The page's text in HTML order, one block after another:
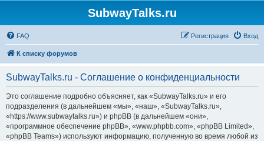
SubwayTalks.ru
FAQ Вход
Регистрация
К списку форумов
SubwayTalks.ru - Соглашение о конфиденциальности
Это соглашение подробно объясняет, как «SubwayTalks.ru» и его
подразделения (в дальнейшем «мы», «наш», «SubwayTalks.ru»,
«https://www.subwaytalks.ru») и phpBB (в дальнейшем «они»,
«программное обеспечение phpBB», «www.phpbb.com», «phpBB Limited»,
«phpBB Teams») используют информацию, полученную во время любой из